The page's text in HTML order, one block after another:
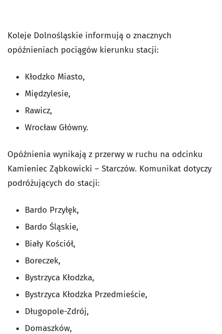
Koleje Dolnośląskie informują o znacznych
opóźnieniach pociągów kierunku stacji:
Kłodzko Miasto,
Międzylesie,
Rawicz,
Wrocław Główny.
Opóźnienia wynikają z przerwy w ruchu na odcinku
Kamieniec Ząbkowicki – Starczów. Komunikat dotyczy
podróżujących do stacji:
Bardo Przyłęk,
Bardo Śląskie,
Biały Kościół,
Boreczek,
Bystrzyca Kłodzka,
Bystrzyca Kłodzka Przedmieście,
Długopole-Zdrój,
Domaszków,